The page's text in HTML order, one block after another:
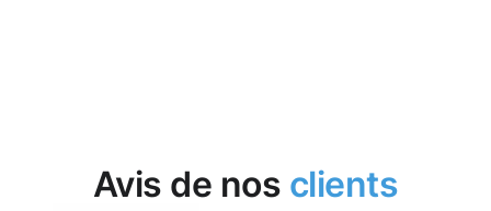
Avis de nos clients